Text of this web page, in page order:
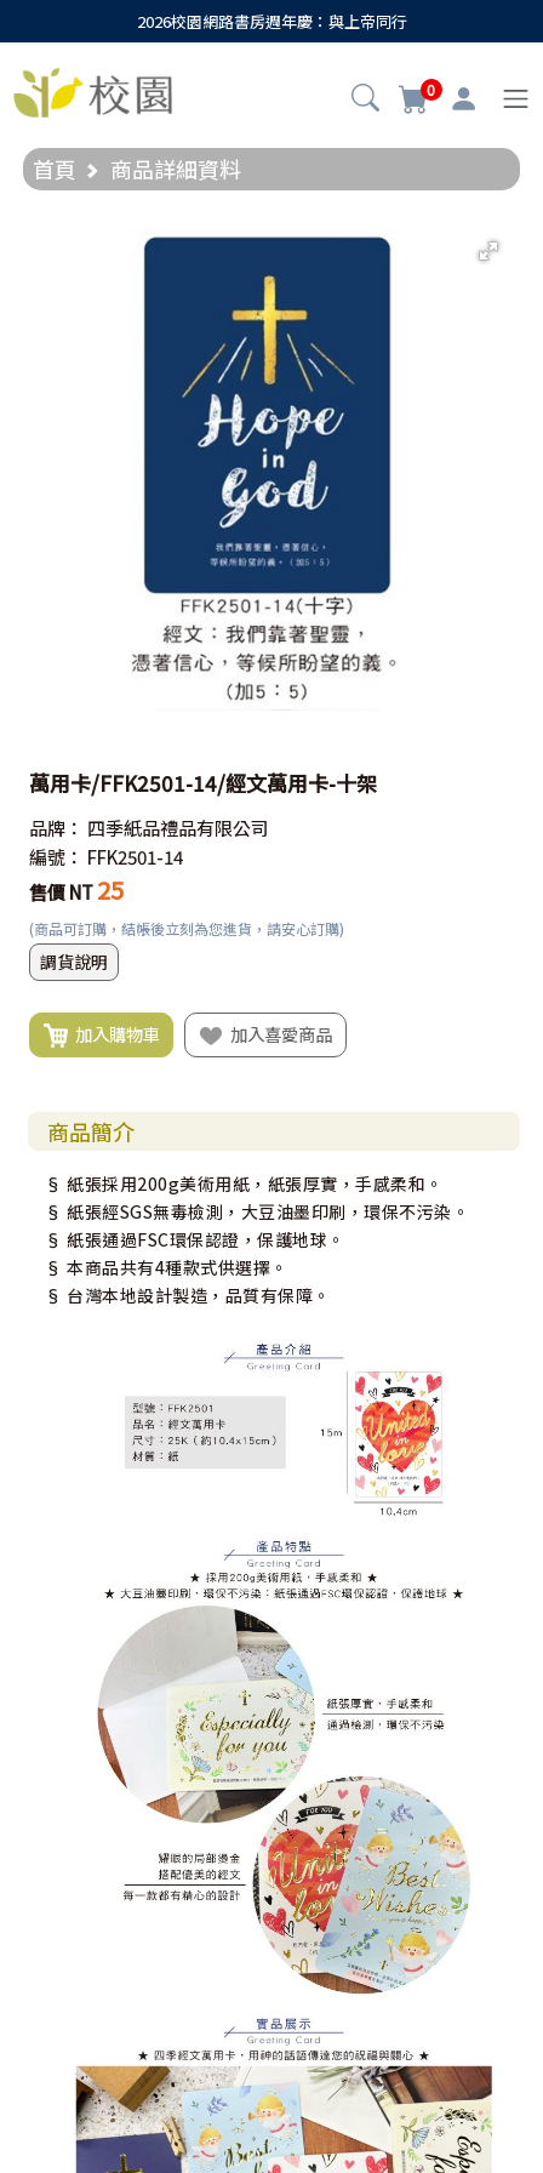
2026校園網路書房週年慶：與上帝同行
0
首頁 商品詳細資料
萬用卡/FFK2501-14/經文萬用卡-十架
品牌： 四季紙品禮品有限公司
編號： FFK2501-14
售價 NT 25
(商品可訂購，結帳後立刻為您進貨，請安心訂購)
調貨說明
加入購物車 加入喜愛商品
商品簡介
§ 紙張採用200g美術用紙，紙張厚實，手感柔和。
§ 紙張經SGS無毒檢測，大豆油墨印刷，環保不污染。
§ 紙張通過FSC環保認證，保護地球。
§ 本商品共有4種款式供選擇。
§ 台灣本地設計製造，品質有保障。